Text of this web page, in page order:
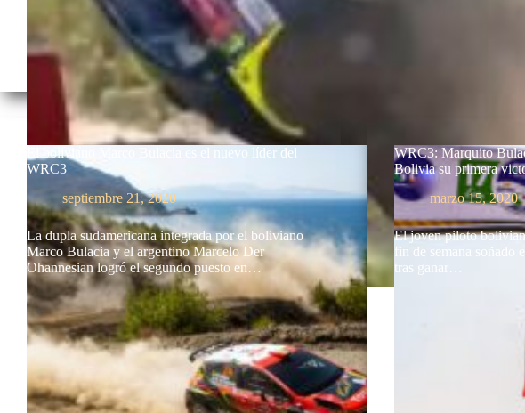
El boliviano Marco Bulacia es el nuevo líder del
WRC3
septiembre 21, 2020
La dupla sudamericana integrada por el boliviano
Marco Bulacia y el argentino Marcelo Der
Ohannesian logró el segundo puesto en…
WRC3: Marquito
Bolivia su primera
marzo 15, 2020
El joven piloto
fin de semana
tras ganar…